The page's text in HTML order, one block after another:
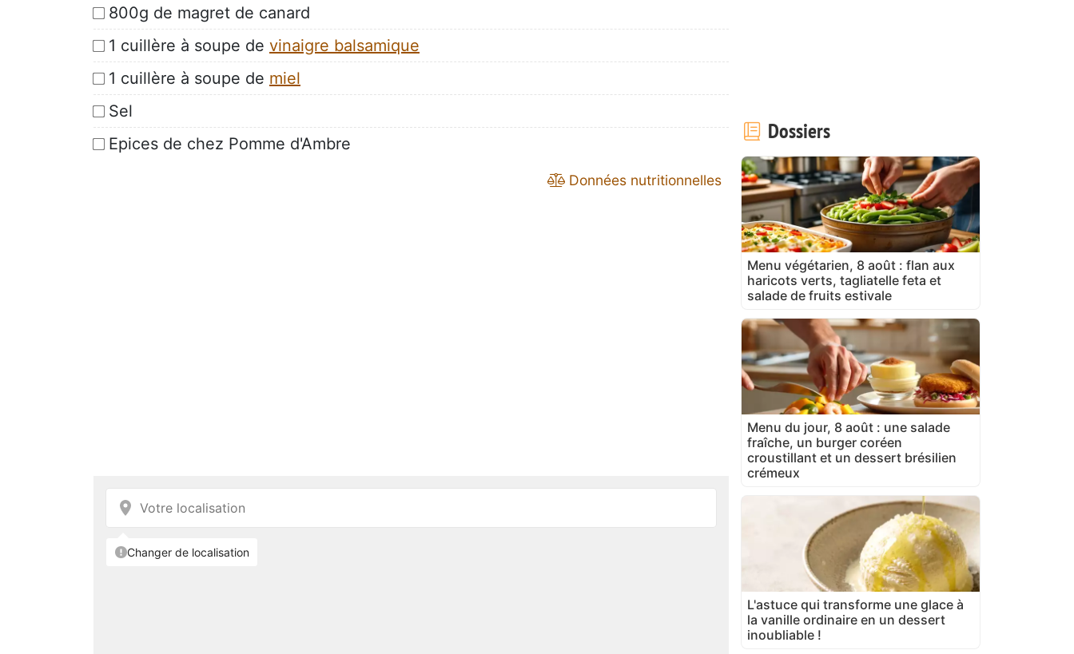
800g de magret de canard
1 cuillère à soupe de vinaigre balsamique
1 cuillère à soupe de miel
Sel
Epices de chez Pomme d'Ambre
Données nutritionnelles
Dossiers
Menu végétarien, 8 août : flan aux
haricots verts, tagliatelle feta et
salade de fruits estivale
Menu du jour, 8 août : une salade
fraîche, un burger coréen
croustillant et un dessert brésilien
crémeux
L'astuce qui transforme une glace à
la vanille ordinaire en un dessert
inoubliable !